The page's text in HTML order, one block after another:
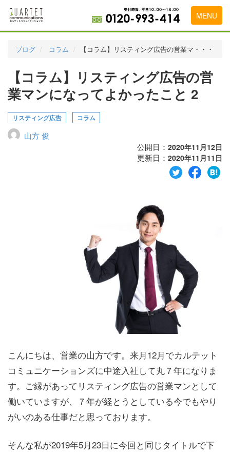
MENU
実績・お客様の声
初めて導入をお考えの方
代理店の乗り換えをお考えの方
ブログ コラム 【コラム】リスティング広告の営業マ・・・
【コラム】リスティング広告の営
業マンになってよかったこと 2
リスティング広告 コラム
山方 俊
公開日： 2020年11月12日
更新日： 2020年11月11日
こんにちは、営業の山方です。来月12月でカルテット
コミュニケーションズに中途入社して丸７年になりま
す。ご縁があってリスティング広告の営業マンとして
働いていますが、７年が経とうとしている今でもやり
がいのある仕事だと思っております。
そんな私が2019年5月23日に今回と同じタイトルで下